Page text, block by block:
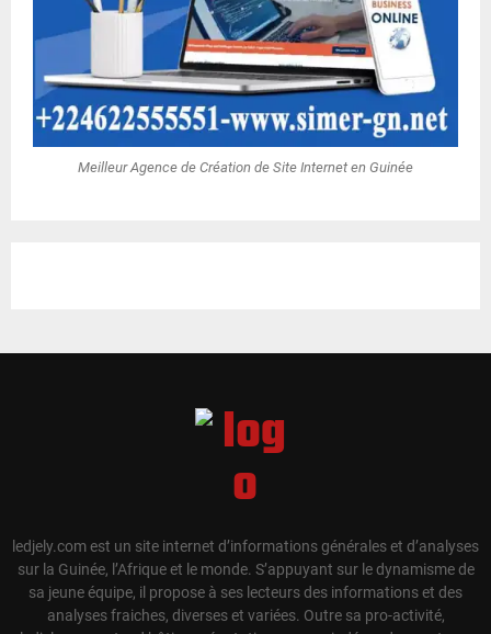
Meilleur Agence de Création de Site Internet en Guinée
ledjely.com est un site internet d’informations générales et d’analyses
sur la Guinée, l’Afrique et le monde. S’appuyant sur le dynamisme de
sa jeune équipe, il propose à ses lecteurs des informations et des
analyses fraiches, diverses et variées. Outre sa pro-activité,